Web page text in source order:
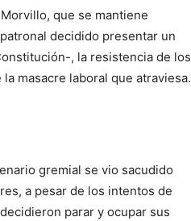
que se mantiene
decidido presentar un
, la resistencia de los
masacre laboral que atraviesa.
gremial se vio sacudido
a pesar de los intentos de
parar y ocupar sus